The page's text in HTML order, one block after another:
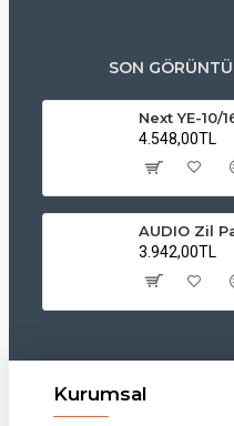
SON
4.548,00TL
3.942,00TL
Kurumsal